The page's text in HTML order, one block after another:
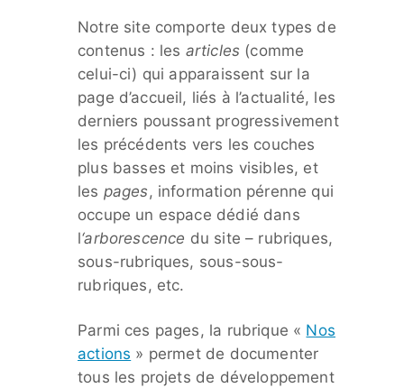
Notre site comporte deux types de
contenus : les articles (comme
celui-ci) qui apparaissent sur la
page d’accueil, liés à l’actualité, les
derniers poussant progressivement
les précédents vers les couches
plus basses et moins visibles, et
les pages, information pérenne qui
occupe un espace dédié dans
l‘arborescence du site – rubriques,
sous-rubriques, sous-sous-
rubriques, etc.
Parmi ces pages, la rubrique « Nos
actions » permet de documenter
tous les projets de développement